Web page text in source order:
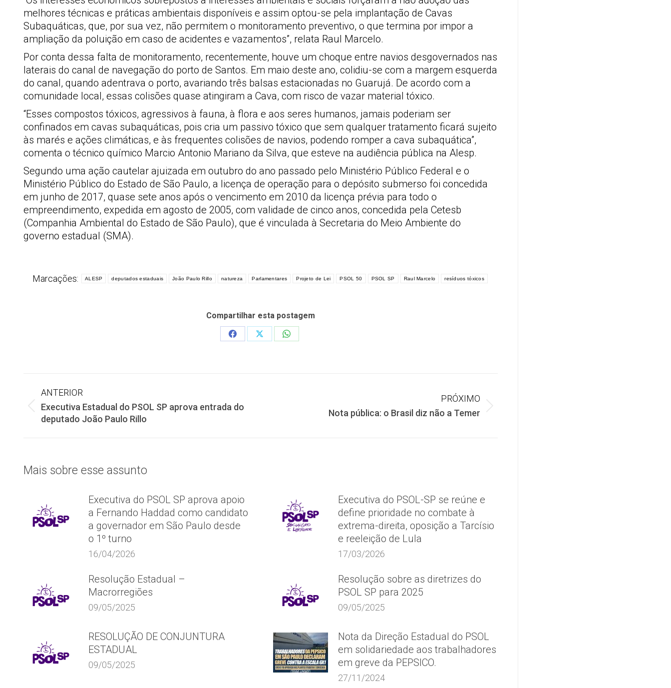
melhores técnicas e práticas ambientais disponíveis e assim optou-se pela implantação de Cavas
Subaquáticas, que, por sua vez, não permitem o monitoramento preventivo, o que termina por impor a
ampliação da poluição em caso de acidentes e vazamentos”, relata Raul Marcelo.
Por conta dessa falta de monitoramento, recentemente, houve um choque entre navios desgovernados nas
laterais do canal de navegação do porto de Santos. Em maio deste ano, colidiu-se com a margem esquerda
do canal, quando adentrava o porto, avariando três balsas estacionadas no Guarujá. De acordo com a
comunidade local, essas colisões quase atingiram a Cava, com risco de vazar material tóxico.
“Esses compostos tóxicos, agressivos à fauna, à flora e aos seres humanos, jamais poderiam ser
confinados em cavas subaquáticas, pois cria um passivo tóxico que sem qualquer tratamento ficará sujeito
às marés e ações climáticas, e às frequentes colisões de navios, podendo romper a cava subaquática”,
comenta o técnico químico Marcio Antonio Mariano da Silva, que esteve na audiência pública na Alesp.
Segundo uma ação cautelar ajuizada em outubro do ano passado pelo Ministério Público Federal e o
Ministério Público do Estado de São Paulo, a licença de operação para o depósito submerso foi concedida
em junho de 2017, quase sete anos após o vencimento em 2010 da licença prévia para todo o
empreendimento, expedida em agosto de 2005, com validade de cinco anos, concedida pela Cetesb
(Companhia Ambiental do Estado de São Paulo), que é vinculada à Secretaria do Meio Ambiente do
governo estadual (SMA).
Marcações: ALESP deputados estaduais João Paulo Rillo natureza Parlamentares Projeto de Lei PSOL 50 PSOL SP Raul Marcelo resíduos tóxicos
Compartilhar esta postagem
Share
Share
Share
Navegação
de
ANTERIOR
Post
anterior:
Executiva Estadual do PSOL SP aprova entrada do
deputado João Paulo Rillo
PRÓXIMO
Nota pública: o Brasil diz não a Temer
Mais sobre esse assunto
Executiva do PSOL SP aprova apoio
a Fernando Haddad como candidato
a governador em São Paulo desde
o 1º turno
16/04/2026
Executiva do PSOL-SP se reúne e
define prioridade no combate à
extrema-direita, oposição a Tarcísio
e reeleição de Lula
17/03/2026
Resolução Estadual –
Macrorregiões
09/05/2025
Resolução sobre as diretrizes do
PSOL SP para 2025
09/05/2025
RESOLUÇÃO DE CONJUNTURA
ESTADUAL
09/05/2025
Nota da Direção Estadual do PSOL
em solidariedade aos trabalhadores
em greve da PEPSICO.
27/11/2024